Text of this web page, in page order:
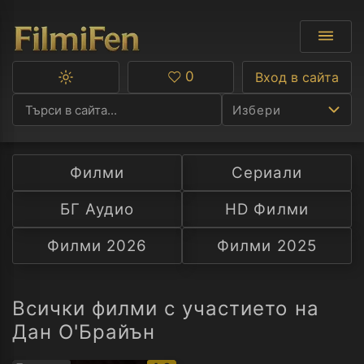
Избери
Ф
С
А
Превключване
тъмна
тема
Любими
0 Вход в сайта
Филми
Сериали
БГ Аудио
HD Филми
Филми 2026
Филми 2025
Всички филми с участието на
Дан О'Брайън